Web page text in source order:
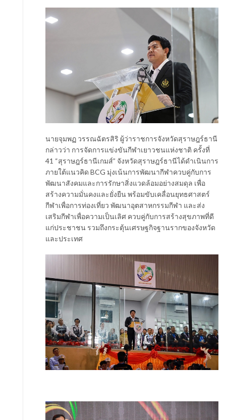
นายจุมพฏ วรรณฉัตรสิริ ผู้ว่าราชการจังหวัดสุราษฎร์ธานี
กล่าวว่า การจัดการแข่งขันกีฬาเยาวชนแห่งชาติ ครั้งที่
41 “สุราษฎร์ธานีเกมส์” จังหวัดสุราษฎร์ธานีได้ดำเนินการ
ภายใต้แนวคิด BCG มุ่งเน้นการพัฒนากีฬาควบคู่กับการ
พัฒนาสังคมและการรักษาสิ่งแวดล้อมอย่างสมดุล เพื่อ
สร้างความมั่นคงและยั่งยืน พร้อมขับเคลื่อนยุทธศาสตร์
กีฬาเพื่อการท่องเที่ยว พัฒนาอุตสาหกรรมกีฬา และส่ง
เสริมกีฬาเพื่อความเป็นเลิศ ควบคู่กับการสร้างสุขภาพที่ดี
แก่ประชาชน รวมถึงกระตุ้นเศรษฐกิจฐานรากของจังหวัด
และประเทศ